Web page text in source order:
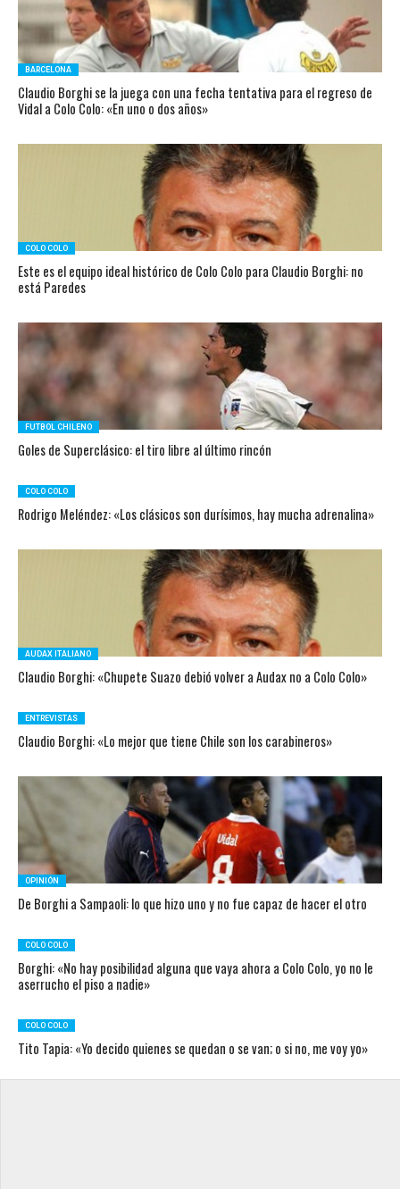
BARCELONA
Claudio Borghi se la juega con una fecha tentativa para el regreso de
Vidal a Colo Colo: «En uno o dos años»
COLO COLO
Este es el equipo ideal histórico de Colo Colo para Claudio Borghi: no
está Paredes
FUTBOL CHILENO
Goles de Superclásico: el tiro libre al último rincón
COLO COLO
Rodrigo Meléndez: «Los clásicos son durísimos, hay mucha adrenalina»
AUDAX ITALIANO
Claudio Borghi: «Chupete Suazo debió volver a Audax no a Colo Colo»
ENTREVISTAS
Claudio Borghi: «Lo mejor que tiene Chile son los carabineros»
OPINIÓN
De Borghi a Sampaoli: lo que hizo uno y no fue capaz de hacer el otro
COLO COLO
Borghi: «No hay posibilidad alguna que vaya ahora a Colo Colo, yo no le
aserrucho el piso a nadie»
COLO COLO
Tito Tapia: «Yo decido quienes se quedan o se van; o si no, me voy yo»